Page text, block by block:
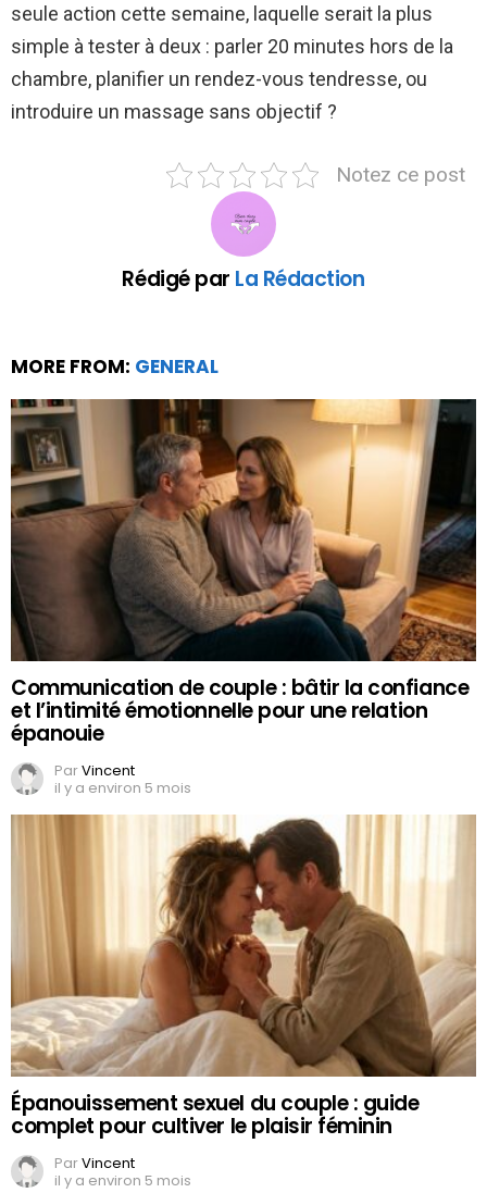
seule action cette semaine, laquelle serait la plus
simple à tester à deux : parler 20 minutes hors de la
chambre, planifier un rendez-vous tendresse, ou
introduire un massage sans objectif ?
Notez ce post
Rédigé par La Rédaction
MORE FROM: GENERAL
Communication de couple : bâtir la confiance
et l’intimité émotionnelle pour une relation
épanouie
ParVincent
il y a environ 5 mois
Épanouissement sexuel du couple : guide
complet pour cultiver le plaisir féminin
ParVincent
il y a environ 5 mois